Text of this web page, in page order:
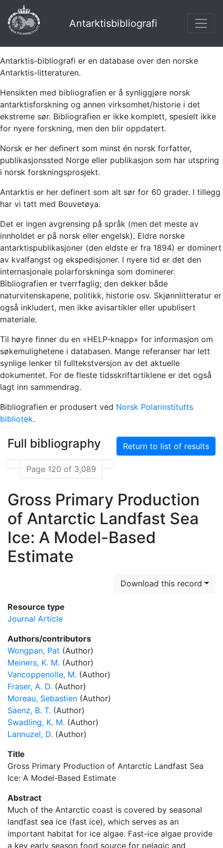
Antarktisbibliografi
Antarktis-bibliografi er en database over den norske
Antarktis-litteraturen.
Hensikten med bibliografien er å synliggjøre norsk
antarktisforskning og annen virksomhet/historie i det
ekstreme sør. Bibliografien er ikke komplett, spesielt ikke
for nyere forskning, men den blir oppdatert.
Norsk er her definert som minst én norsk forfatter,
publikasjonssted Norge eller publikasjon som har utspring
i norsk forskningsprosjekt.
Antarktis er her definert som alt sør for 60 grader. I tillegg
har vi tatt med Bouvetøya.
Det er ingen avgrensing på språk (men det meste av
innholdet er på norsk eller engelsk). Eldre norske
antarktispublikasjoner (den eldste er fra 1894) er dominert
av kvalfangst og ekspedisjoner. I nyere tid er det den
internasjonale polarforskninga som dominerer.
Bibliografien er tverrfaglig; den dekker både
naturvitenskapene, politikk, historie osv. Skjønnlitteratur er
også inkludert, men ikke avisartikler eller upublisert
materiale.
Til høyre finner du en «HELP-knapp» for informasjon om
søkemulighetene i databasen. Mange referanser har lett
synlige lenker til fulltekstversjon av det aktuelle
dokumentet. For de fleste tidsskriftartiklene er det også
lagt inn sammendrag.
Bibliografien er produsert ved Norsk Polarinstitutts
bibliotek.
Full bibliography Return to list of results
Page 120 of 3,089
Gross Primary Production
of Antarctic Landfast Sea
Ice: A Model-Based
Estimate
Download this record
Resource type
Journal Article
Authors/contributors
Wongpan, Pat (Author)
Meiners, K. M. (Author)
Vancoppenolle, M. (Author)
Fraser, A. D. (Author)
Moreau, Sebastien (Author)
Saenz, B. T. (Author)
Swadling, K. M. (Author)
Lannuzel, D. (Author)
Title
Gross Primary Production of Antarctic Landfast Sea
Ice: A Model-Based Estimate
Abstract
Much of the Antarctic coast is covered by seasonal
landfast sea ice (fast ice), which serves as an
important habitat for ice algae. Fast-ice algae provide
a key early season food source for pelagic and